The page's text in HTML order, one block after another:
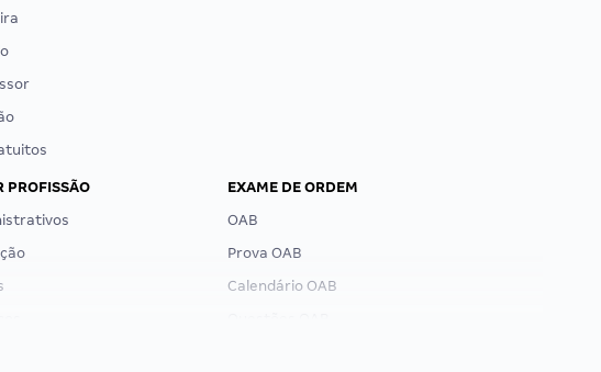
PROFISSÃO
EXAME DE ORDEM
OAB
Prova OAB
Calendário OAB